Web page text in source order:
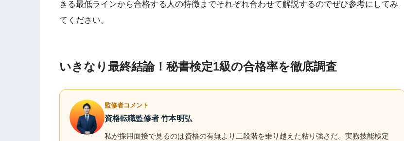
きる最低ラインから合格する人の特徴までそれぞれ合わせて解説するのでぜひ参考にしてみ
てください。
いきなり最終結論！秘書検定1級の合格率を徹底調査
監修者コメント
資格転職監修者 竹本明弘
私が採用面接で見るのは資格の有無より二段階を乗り越えた粘り強さだ。実務技能検定